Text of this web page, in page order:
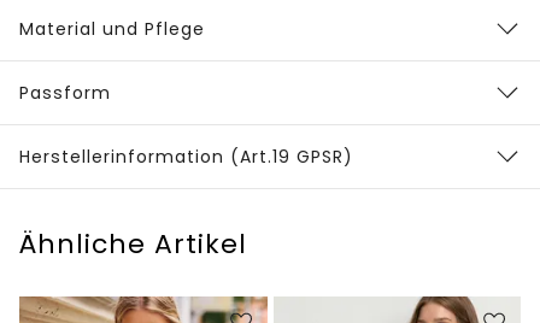
Material und Pflege
Passform
Herstellerinformation (Art.19 GPSR)
Ähnliche Artikel